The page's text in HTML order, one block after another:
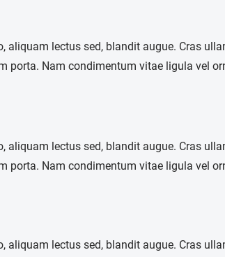
aliquam lectus sed, blandit augue. Cras
porta. Nam condimentum vitae ligula vel
aliquam lectus sed, blandit augue. Cras
porta. Nam condimentum vitae ligula vel
aliquam lectus sed, blandit augue. Cras